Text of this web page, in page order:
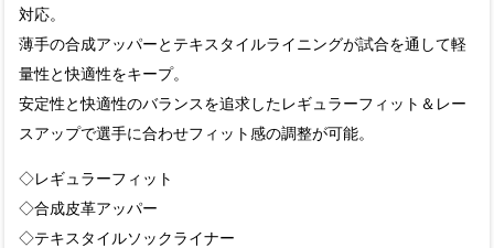
対応。
薄手の合成アッパーとテキスタイルライニングが試合を通して軽
量性と快適性をキープ。
安定性と快適性のバランスを追求したレギュラーフィット＆レー
スアップで選手に合わせフィット感の調整が可能。
◇レギュラーフィット
◇合成皮革アッパー
◇テキスタイルソックライナー